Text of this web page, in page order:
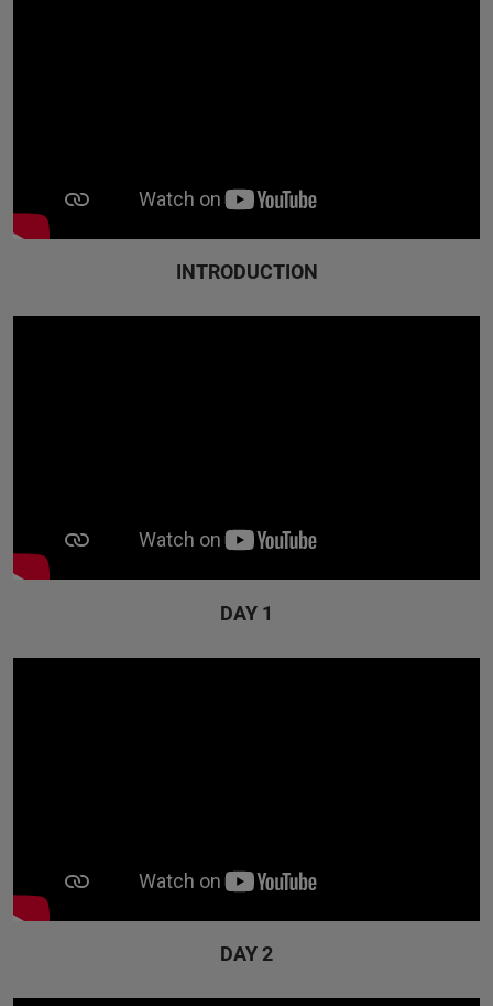
INTRODUCTION
DAY 1
DAY 2